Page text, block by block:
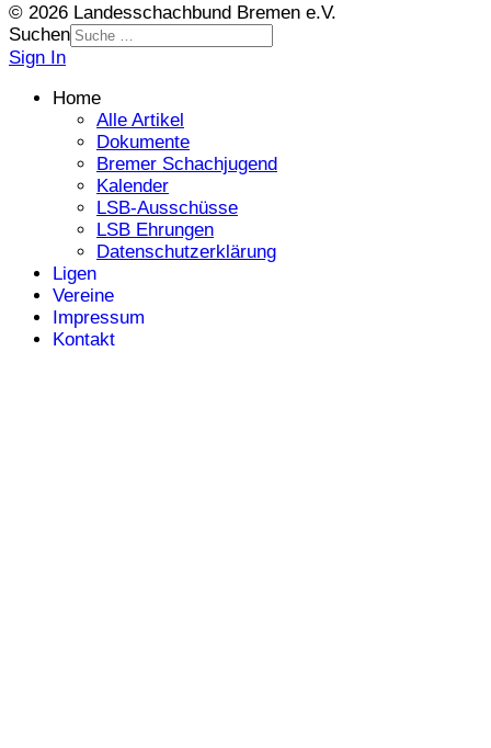
© 2026 Landesschachbund Bremen e.V.
Suchen
Sign In
Home
Alle Artikel
Dokumente
Bremer Schachjugend
Kalender
LSB-Ausschüsse
LSB Ehrungen
Datenschutzerklärung
Ligen
Vereine
Impressum
Kontakt